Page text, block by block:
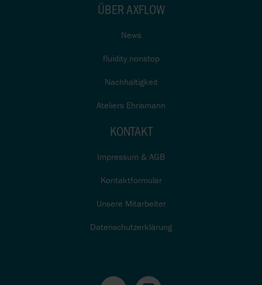
ÜBER AXFLOW
News
fluidity.nonstop
Nachhaltigkeit
Ateliers Ehrismann
KONTAKT
Impressum & AGB
Kontaktformular
Unsere Mitarbeiter
Datenschutzerklärung